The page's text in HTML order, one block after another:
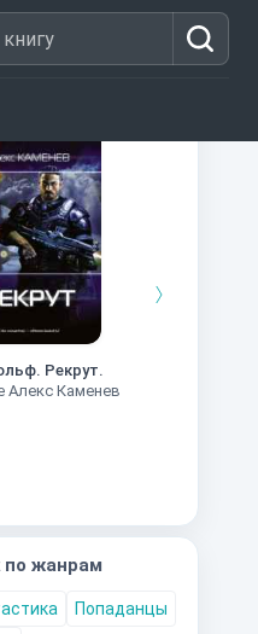
топ-100
Рекрут.
Алекс Каменев
по жанрам
Попаданцы